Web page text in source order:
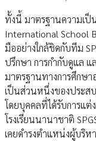
ทั้งนี้ มาตรฐานความเป็
International School
มืออย่างใกล้ชิดกับทีม
ปรึกษา การกำกับดูแล
มาตรฐานทางการศึกษา
เป็นส่วนหนึ่งของประส
โดยบุคคลที่ได้รับการแต่
โรงเรียนนานาชาติ
เคยดำรงตำแหน่งผู้บริห